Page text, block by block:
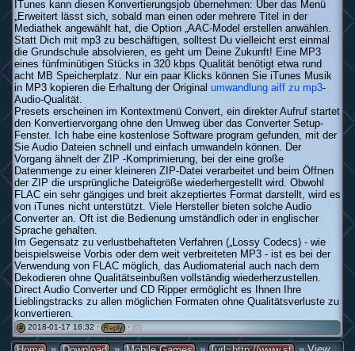
ITunes kann diesen Konvertierungsjob übernehmen: Über das Menü
„Erweitert lässt sich, sobald man einen oder mehrere Titel in der
Mediathek angewählt hat, die Option „AAC-Model erstellen anwählen.
Statt Dich mit mp3 zu beschäftigen, solltest Du vielleicht erst einmal
die Grundschule absolvieren, es geht um Deine Zukunft! Eine MP3
eines fünfminütigen Stücks in 320 kbps Qualität benötigt etwa rund
acht MB Speicherplatz. Nur ein paar Klicks können Sie iTunes Musik
in MP3 kopieren die Erhaltung der Original umwandlung aiff zu mp3-
Audio-Qualität.
Presets erscheinen im Kontextmenü Convert, ein direkter Aufruf startet
den Konvertiervorgang ohne den Umweg über das Converter Setup-
Fenster. Ich habe eine kostenlose Software program gefunden, mit der
Sie Audio Dateien schnell und einfach umwandeln können. Der
Vorgang ähnelt der ZIP -Komprimierung, bei der eine große
Datenmenge zu einer kleineren ZIP-Datei verarbeitet und beim Öffnen
der ZIP die ursprüngliche Dateigröße wiederhergestellt wird. Obwohl
FLAC ein sehr gängiges und breit akzeptiertes Format darstellt, wird es
von iTunes nicht unterstützt. Viele Hersteller bieten solche Audio
Converter an. Oft ist die Bedienung umständlich oder in englischer
Sprache gehalten.
Im Gegensatz zu verlustbehafteten Verfahren („Lossy Codecs) - wie
beispielsweise Vorbis oder dem weit verbreiteten MP3 - ist es bei der
Verwendung von FLAC möglich, das Audiomaterial auch nach dem
Dekodieren ohne Qualitätseinbußen vollständig wiederherzustellen.
Direct Audio Converter und CD Ripper ermöglicht es Ihnen Ihre
Lieblingstracks zu allen möglichen Formaten ohne Qualitätsverluste zu
konvertieren.
# 2018-01-17 16:32 · Reply · (0)